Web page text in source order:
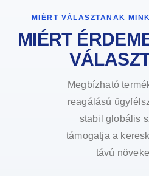
MIÉRT VÁLASZTANAK
MIÉRT
Megbízható
reagálású
stabil globális
támogatja a
távú